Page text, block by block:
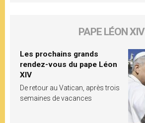
PAPE LÉON XIV
Les prochains grands
rendez-vous du pape Léon
XIV
De retour au Vatican, après trois
semaines de vacances